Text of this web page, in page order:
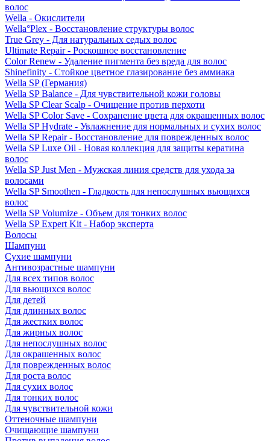
волос
Wella - Окислители
Wella°Plex - Восстановление структуры волос
True Grey - Для натуральных седых волос
Ultimate Repair - Роскошное восстановление
Color Renew - Удаление пигмента без вреда для волос
Shinefinity - Стойкое цветное глазирование без аммиака
Wella SP (Германия)
Wella SP Balance - Для чувствительной кожи головы
Wella SP Clear Scalp - Очищение против перхоти
Wella SP Color Save - Сохранение цвета для окрашенных волос
Wella SP Hydrate - Увлажнение для нормальных и сухих волос
Wella SP Repair - Восстановление для поврежденных волос
Wella SP Luxe Oil - Новая коллекция для защиты кератина
волос
Wella SP Just Men - Мужская линия средств для ухода за
волосами
Wella SP Smoothen - Гладкость для непослушных вьющихся
волос
Wella SP Volumize - Объем для тонких волос
Wella SP Expert Kit - Набор эксперта
Волосы
Шампуни
Сухие шампуни
Антивозрастные шампуни
Для всех типов волос
Для вьющихся волос
Для детей
Для длинных волос
Для жестких волос
Для жирных волос
Для непослушных волос
Для окрашенных волос
Для поврежденных волос
Для роста волос
Для сухих волос
Для тонких волос
Для чувствительной кожи
Оттеночные шампуни
Очищающие шампуни